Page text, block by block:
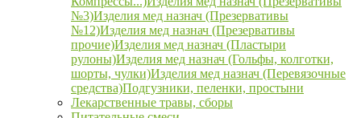
№3)Изделия мед назнач (Презервативы
№12)Изделия мед назнач (Презервативы
прочие)Изделия мед назнач (Пластыри
рулоны)Изделия мед назнач (Гольфы, колготки,
шорты, чулки)Изделия мед назнач (Перевязочные
средства)Подгузники, пеленки, простыни
Лекарственные травы, сборы